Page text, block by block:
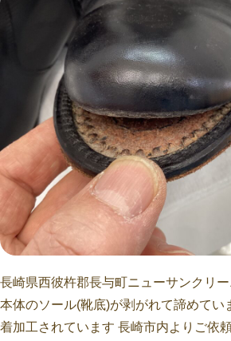
長崎県西彼杵郡長与町ニューサンクリ
本体のソール(靴底)が剥がれて諦めてい
着加工されています 長崎市内よりご依